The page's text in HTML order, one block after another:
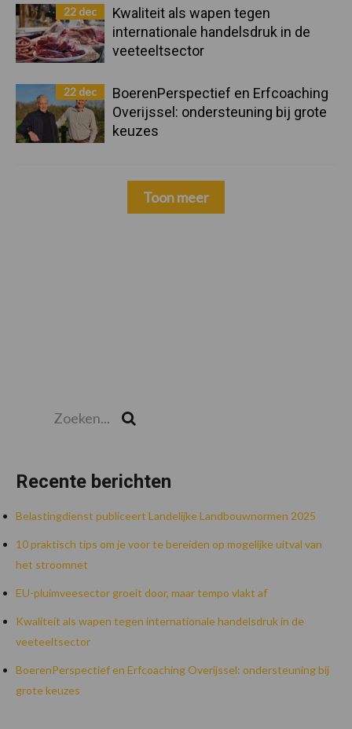
22 dec
Kwaliteit als wapen tegen
internationale handelsdruk in de
veeteeltsector
22 dec
BoerenPerspectief en Erfcoaching
Overijssel: ondersteuning bij grote
keuzes
Toon meer
Recente berichten
Belastingdienst publiceert Landelijke Landbouwnormen 2025
10 praktisch tips om je voor te bereiden op mogelijke uitval van
het stroomnet
EU-pluimveesector groeit door, maar tempo vlakt af
Kwaliteit als wapen tegen internationale handelsdruk in de
veeteeltsector
BoerenPerspectief en Erfcoaching Overijssel: ondersteuning bij
grote keuzes